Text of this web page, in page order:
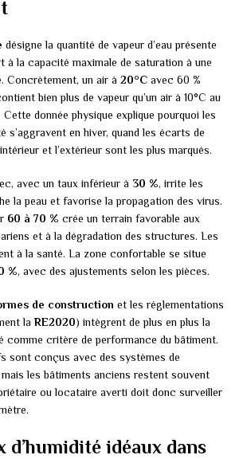
désigne la quantité de vapeur d’eau présente
à la capacité maximale de saturation à une
Concrètement, un air à 20°C avec 60 %
bien plus de vapeur qu’un air à 10°C au
donnée physique explique pourquoi les
s’aggravent en hiver, quand les écarts de
et l’extérieur sont les plus marqués.
avec un taux inférieur à 30 %, irrite les
la peau et favorise la propagation des virus.
60 à 70 % crée un terrain favorable aux
et à la dégradation des structures. Les
à la santé. La zone confortable se situe
%, avec des ajustements selon les pièces.
de construction et les réglementations
laRE2020) intègrent de plus en plus la
comme critère de performance du bâtiment.
sont conçus avec des systèmes de
les bâtiments anciens restent souvent
ou locataire averti doit donc surveiller
d’humidité idéaux dans